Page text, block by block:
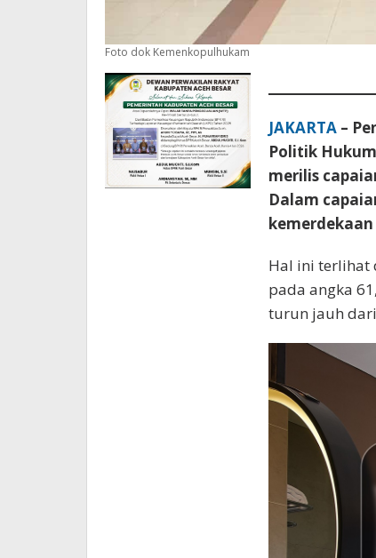
Foto dok Kemenkopulhukam
JAKARTA–
Politik
merilis
Dalam
Hal ini terlihat
pada angka
turun jauh